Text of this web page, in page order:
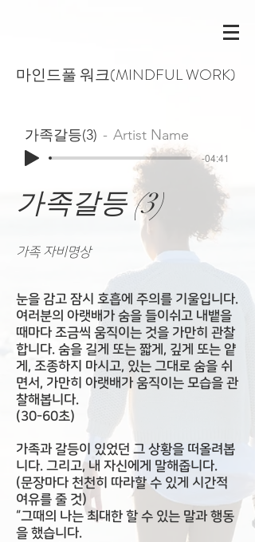
​마인드풀 워크(MINDFUL WORK)
가족갈등 (3)
가족 자비명상
눈을 감고 잠시 호흡에 주의를 기울입니다.
여러분의 아랫배가 숨을 들이쉬고 내뱉을
때마다 조금씩 움직이는 것을 가만히 관찰
합니다. 숨을 길게 또는 짧게, 깊게 또는 얕
게, 조종하지 마시고, 있는 그대로 숨을 쉬
면서, 가만히 아랫배가 움직이는 모습을 관
찰해봅니다.
(30-60초)
가족과 갈등이 있었던 그 상황을 떠올려봅
니다. 그리고, 내 자신에게 말해줍니다.
(문장마다 천천히 따라할 수 있게 시간적
여유를 줄 것)
“그때의 나는 최대한 할 수 있는 말과 행동
을 했습니다.
가족갈등(3) Artist Name
-04:41